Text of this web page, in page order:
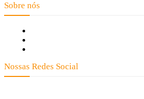
Sobre nós
Nossas Redes Social